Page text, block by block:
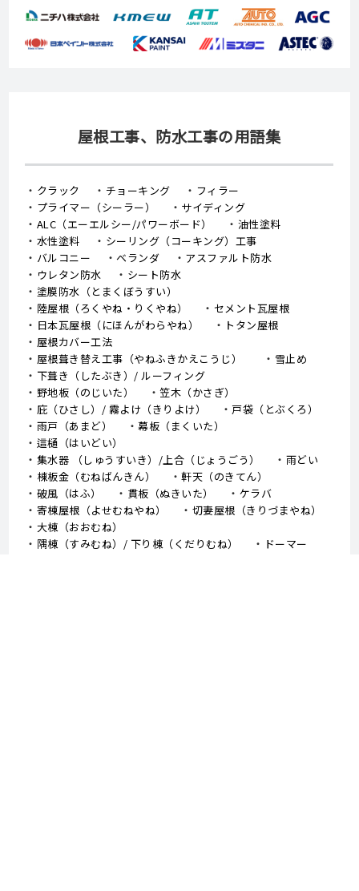
屋根工事、防水工事の用語集
クラック チョーキング
フィラー
プライマー（シーラー）
サイディング
ALC（エーエルシー/パワーボード）
油性塗料
水性塗料
シーリング（コーキング）工事
バルコニー
ベランダ
アスファルト防水
ウレタン防水
シート防水
塗膜防水（とまくぼうすい）
陸屋根（ろくやね・りくやね）
セメント瓦屋根
日本瓦屋根（にほんがわらやね）
トタン屋根
屋根カバー工法
屋根葺き替え工事（やねふきかえこうじ）
雪止め
下葺き（したぶき）/ ルーフィング
野地板（のじいた）
笠木（かさぎ）
庇（ひさし）/ 霧よけ（きりよけ）
戸袋（とぶくろ）
雨戸（あまど）
幕板（まくいた）
這樋（はいどい）
集水器 （しゅうすいき）/上合（じょうごう）
雨どい
棟板金（むねばんきん）
軒天（のきてん）
破風（はふ）
貫板（ぬきいた）
ケラバ
寄棟屋根（よせむねやね）
切妻屋根（きりづまやね）
大棟（おおむね）
隅棟（すみむね）/ 下り棟（くだりむね）
ドーマー